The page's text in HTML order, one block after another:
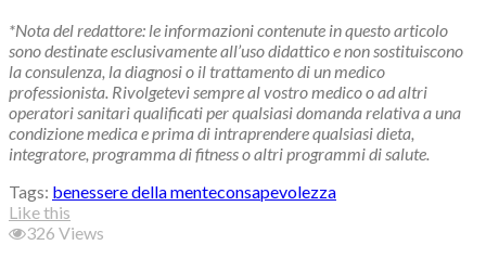
*Nota del redattore: le informazioni contenute in questo articolo
sono destinate esclusivamente all’uso didattico e non sostituiscono
la consulenza, la diagnosi o il trattamento di un medico
professionista. Rivolgetevi sempre al vostro medico o ad altri
operatori sanitari qualificati per qualsiasi domanda relativa a una
condizione medica e prima di intraprendere qualsiasi dieta,
integratore, programma di fitness o altri programmi di salute.
Tags: benessere della menteconsapevolezza
Like this
326 Views